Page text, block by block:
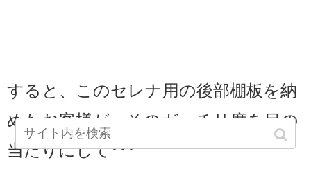
すると、このセレナ用の後部棚板を納
めたお客様が、そのガッチリ度を目の
当たりにして･･･